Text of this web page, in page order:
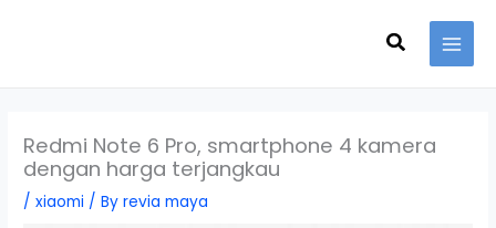
Search
Redmi Note 6 Pro, smartphone 4 kamera
dengan harga terjangkau
/xiaomi / Byrevia maya